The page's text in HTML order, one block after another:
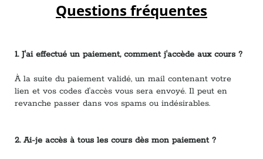
Questions fréquentes
1. J'ai effectué un paiement, comment j'accède aux cours ?
À la suite du paiement validé, un mail contenant votre
lien et vos codes d'accès vous sera envoyé. Il peut en
revanche passer dans vos spams ou indésirables.
2. Ai-je accès à tous les cours dès mon paiement ?